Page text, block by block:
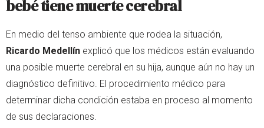
bebé tiene muerte cerebral
En medio del tenso ambiente que rodea la situación,
Ricardo Medellín explicó que los médicos están evaluando
una posible muerte cerebral en su hija, aunque aún no hay un
diagnóstico definitivo. El procedimiento médico para
determinar dicha condición estaba en proceso al momento
de sus declaraciones.